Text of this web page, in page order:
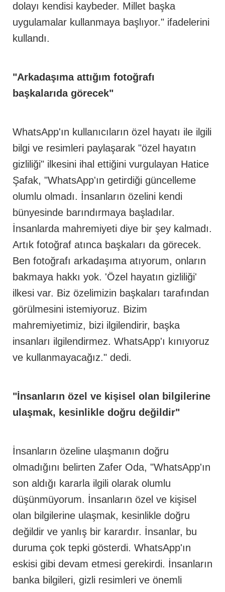
dolayı kendisi kaybeder. Millet başka
uygulamalar kullanmaya başlıyor." ifadelerini
kullandı.
"Arkadaşıma attığım fotoğrafı
başkalarıda görecek"
WhatsApp'ın kullanıcıların özel hayatı ile ilgili
bilgi ve resimleri paylaşarak "özel hayatın
gizliliği" ilkesini ihal ettiğini vurgulayan Hatice
Şafak, "WhatsApp'ın getirdiği güncelleme
olumlu olmadı. İnsanların özelini kendi
bünyesinde barındırmaya başladılar.
İnsanlarda mahremiyeti diye bir şey kalmadı.
Artık fotoğraf atınca başkaları da görecek.
Ben fotoğrafı arkadaşıma atıyorum, onların
bakmaya hakkı yok. 'Özel hayatın gizliliği'
ilkesi var. Biz özelimizin başkaları tarafından
görülmesini istemiyoruz. Bizim
mahremiyetimiz, bizi ilgilendirir, başka
insanları ilgilendirmez. WhatsApp'ı kınıyoruz
ve kullanmayacağız." dedi.
"İnsanların özel ve kişisel olan bilgilerine
ulaşmak, kesinlikle doğru değildir"
İnsanların özeline ulaşmanın doğru
olmadığını belirten Zafer Oda, "WhatsApp'ın
son aldığı kararla ilgili olarak olumlu
düşünmüyorum. İnsanların özel ve kişisel
olan bilgilerine ulaşmak, kesinlikle doğru
değildir ve yanlış bir karardır. İnsanlar, bu
duruma çok tepki gösterdi. WhatsApp'ın
eskisi gibi devam etmesi gerekirdi. İnsanların
banka bilgileri, gizli resimleri ve önemli